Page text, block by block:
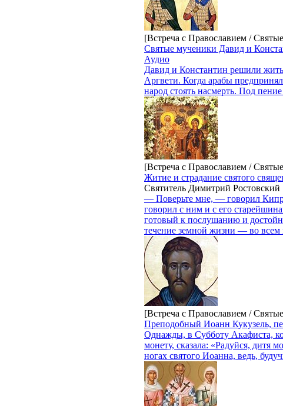
[Встреча с Православием /
Святые мученики Давид и
Аудио
Давид и Константин решили жить
Аргвети. Когда арабы
народ стоять насмерть. Под
[Встреча с Православием /
Житие и страдание святого
Святитель Димитрий Ростовский
— Поверьте мне, — говорил
говорил с ним и с его
готовый к послушанию и
течение земной жизни — во всем
[Встреча с Православием /
Преподобный Иоанн Кукузель,
Однажды, в Субботу Акафиста,
монету, сказала: «Радуйся, дитя
ногах святого Иоанна, ведь,